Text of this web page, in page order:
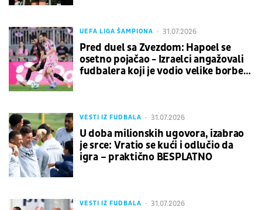
UEFA LIGA ŠAMPIONA 31.07.2026
Pred duel sa Zvezdom: Hapoel se
osetno pojačao - Izraelci angažovali
fudbalera koji je vodio velike borbe
VESTI IZ FUDBALA 31.07.2026
U doba milionskih ugovora, izabrao
je srce: Vratio se kući i odlučio da
igra – praktično BESPLATNO
VESTI IZ FUDBALA 31.07.2026